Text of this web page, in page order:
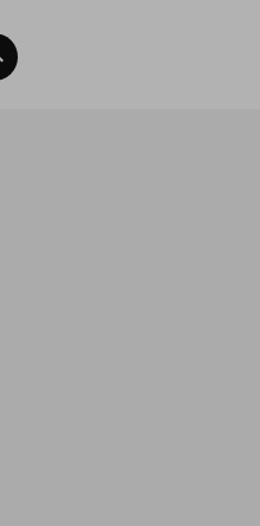
Back To Top